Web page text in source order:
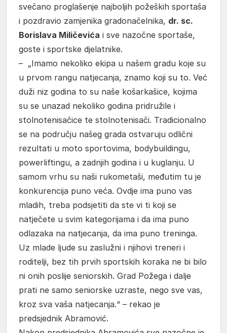
svečano proglašenje najboljih požeških sportaša
i pozdravio zamjenika gradonačelnika, dr. sc.
Borislava Miličevića i sve nazočne sportaše,
goste i sportske djelatnike.
– „Imamo nekoliko ekipa u našem gradu koje su
u prvom rangu natjecanja, znamo koji su to. Već
duži niz godina to su naše košarkašice, kojima
su se unazad nekoliko godina pridružile i
stolnotenisačice te stolnotenisači. Tradicionalno
se na području našeg grada ostvaruju odlični
rezultati u moto sportovima, bodybuildingu,
powerliftingu, a zadnjih godina i u kuglanju. U
samom vrhu su naši rukometaši, međutim tu je
konkurencija puno veća. Ovdje ima puno vas
mladih, treba podsjetiti da ste vi ti koji se
natječete u svim kategorijama i da ima puno
odlazaka na natjecanja, da ima puno treninga.
Uz mlade ljude su zaslužni i njihovi treneri i
roditelji, bez tih prvih sportskih koraka ne bi bilo
ni onih poslije seniorskih. Grad Požega i dalje
prati ne samo seniorske uzraste, nego sve vas,
kroz sva vaša natjecanja.“ – rekao je
predsjednik Abramović.